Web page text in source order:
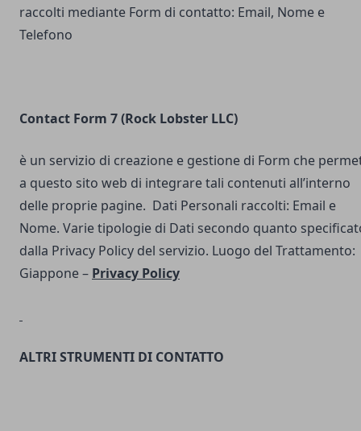
raccolti mediante Form di contatto: Email, Nome e
Telefono
Contact Form 7 (Rock Lobster LLC)
è un servizio di creazione e gestione di Form che
a questo sito web di integrare tali contenuti all’interno
delle proprie pagine. Dati Personali raccolti: Email e
Nome. Varie tipologie di Dati secondo quanto
dalla Privacy Policy del servizio. Luogo del Trattamento:
Giappone – Privacy Policy
ALTRI STRUMENTI DI CONTATTO